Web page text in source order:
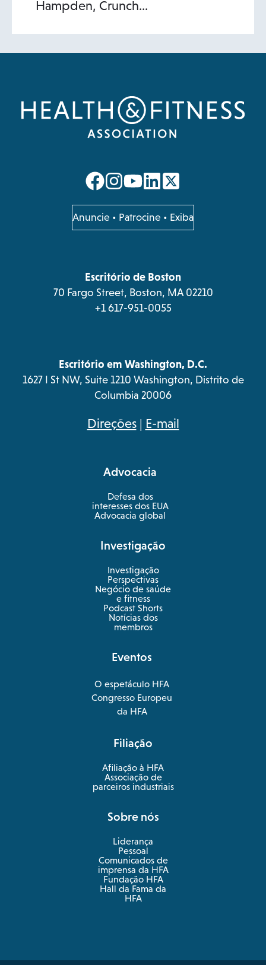
Hampden, Crunch…
opens
a
new
opens
a
new
opens
a
new
opens
a
new
Anuncie opens
in
tab
• Patrocine • Exiba
Escritório de Boston
70 Fargo Street, Boston, MA 02210
+1 617-951-0055
Escritório em Washington, D.C.
1627 I St NW, Suite 1210 Washington, Distrito de
Columbia 20006
Direçõesopens
new
tab
| E-mail
Advocacia
Defesa dos
interesses dos EUA
Advocacia global
Investigação
Investigação
Perspectivas
Negócio de saúde
e fitness
opens
in
a
new
Podcast Shorts
Notícias dos
membros
Eventos
O espetáculo HFA
opens
in
a
tab
Congresso Europeu
da HFA
opens
new
tab
Filiação
Afiliação à HFA
Associação de
parceiros industriais
Sobre nós
Liderança
Pessoal
Comunicados de
imprensa da HFA
Fundação HFA
Hall da Fama da
HFA